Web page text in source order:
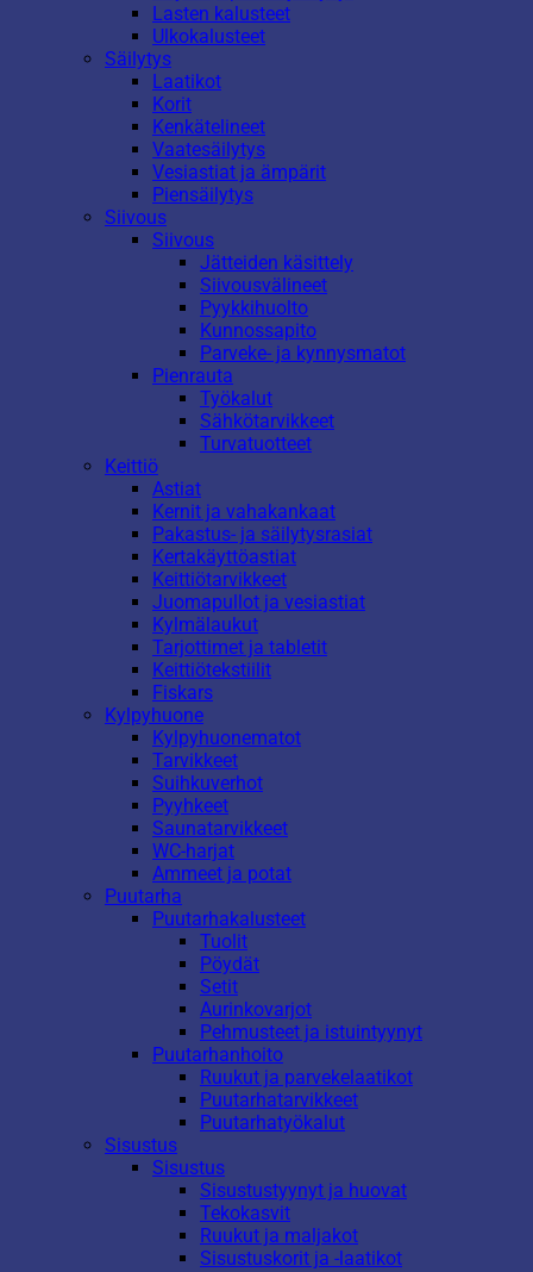
Lasten kalusteet
Ulkokalusteet
Säilytys
Laatikot
Korit
Kenkätelineet
Vaatesäilytys
Vesiastiat ja ämpärit
Piensäilytys
Siivous
Siivous
Jätteiden käsittely
Siivousvälineet
Pyykkihuolto
Kunnossapito
Parveke- ja kynnysmatot
Pienrauta
Työkalut
Sähkötarvikkeet
Turvatuotteet
Keittiö
Astiat
Kernit ja vahakankaat
Pakastus- ja säilytysrasiat
Kertakäyttöastiat
Keittiötarvikkeet
Juomapullot ja vesiastiat
Kylmälaukut
Tarjottimet ja tabletit
Keittiötekstiilit
Fiskars
Kylpyhuone
Kylpyhuonematot
Tarvikkeet
Suihkuverhot
Pyyhkeet
Saunatarvikkeet
WC-harjat
Ammeet ja potat
Puutarha
Puutarhakalusteet
Tuolit
Pöydät
Setit
Aurinkovarjot
Pehmusteet ja istuintyynyt
Puutarhanhoito
Ruukut ja parvekelaatikot
Puutarhatarvikkeet
Puutarhatyökalut
Sisustus
Sisustus
Sisustustyynyt ja huovat
Tekokasvit
Ruukut ja maljakot
Sisustuskorit ja -laatikot